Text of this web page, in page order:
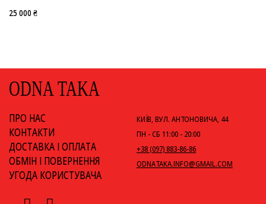
25 000 ₴
ODNA TAKA
ПРО НАС
КОНТАКТИ
ДОСТАВКА І ОПЛАТА
ОБМІН І ПОВЕРНЕННЯ
УГОДА КОРИСТУВАЧА
КИЇВ, ВУЛ. АНТОНОВИЧА, 44
ПН - СБ 11:00 - 20:00
+38 (097) 883-86-86
ODNATAKA.INFO@GMAIL.COM